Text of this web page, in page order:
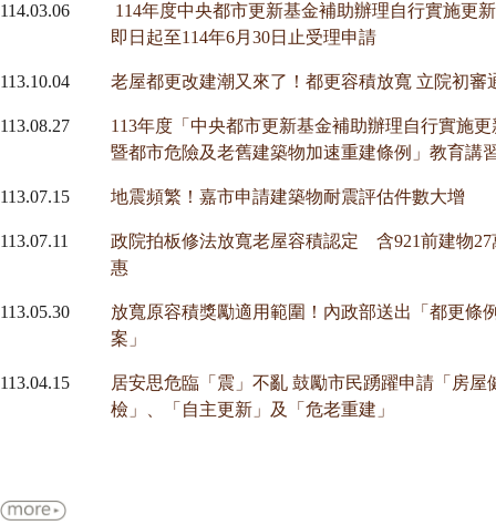
114年度中央都市更新基金補助辦理自行實施更
即日起至114年6月30日止受理申請
老屋都更改建潮又來了！都更容積放寬 立院初審
113年度「中央都市更新基金補助辦理自行實施
暨都市危險及老舊建築物加速重建條例」教育講
地震頻繁！嘉市申請建築物耐震評估件數大增
政院拍板修法放寬老屋容積認定 含921前建物27
惠
放寬原容積獎勵適用範圍！內政部送出「都更條
案」
居安思危臨「震」不亂 鼓勵市民踴躍申請「房屋
檢」、「自主更新」及「危老重建」
114.03.06
113.10.04
113.08.27
113.07.15
113.07.11
113.05.30
113.04.15